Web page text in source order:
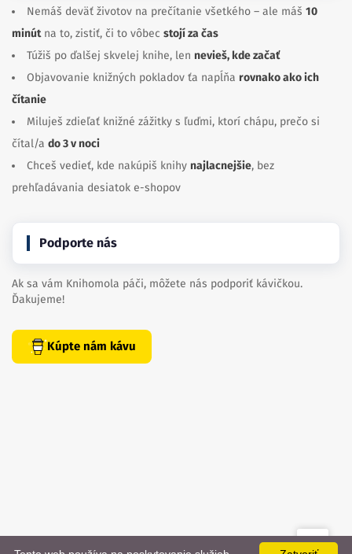
Nemáš deväť životov na prečítanie všetkého – ale máš 10
minútna to, zistiť, či to vôbec stojí za čas
Túžiš po ďalšej skvelej knihe, len nevieš, kde začať
Objavovanie knižných pokladov ťa napĺňa rovnako ako ich
čítanie
Miluješ zdieľať knižné zážitky s ľuďmi, ktorí chápu, prečo si
čítal/a do 3 v noci
Chceš vedieť, kde nakúpiš knihy najlacnejšie, bez
prehľadávania desiatok e-shopov
Podporte nás
Ak sa vám Knihomola páči, môžete nás podporiť kávičkou.
Ďakujeme!
Kúpte nám kávu